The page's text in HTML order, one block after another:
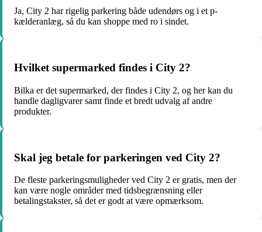
Ja, City 2 har rigelig parkering både udendørs og i et p-
kælderanlæg, så du kan shoppe med ro i sindet.
Hvilket supermarked findes i City 2?
Bilka er det supermarked, der findes i City 2, og her kan du
handle dagligvarer samt finde et bredt udvalg af andre
produkter.
Skal jeg betale for parkeringen ved City 2?
De fleste parkeringsmuligheder ved City 2 er gratis, men der
kan være nogle områder med tidsbegrænsning eller
betalingstakster, så det er godt at være opmærksom.